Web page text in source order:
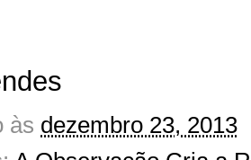
às dezembro 23, 2013